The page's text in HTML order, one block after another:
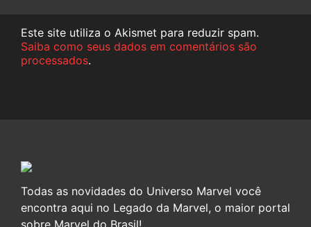
Este site utiliza o Akismet para reduzir spam.
Saiba como seus dados em comentários são
processados.
Todas as novidades do Universo Marvel você
encontra aqui no Legado da Marvel, o maior portal